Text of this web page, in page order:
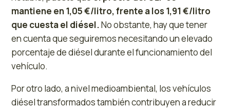
mantiene en 1,05 €/litro, frente a los 1,91 €/litro
que cuesta el diésel.No obstante, hay que tener
en cuenta que seguiremos necesitando un elevado
porcentaje de diésel durante el funcionamiento del
vehículo.
Por otro lado, a nivel medioambiental, los vehículos
diésel transformados también contribuyen a reducir